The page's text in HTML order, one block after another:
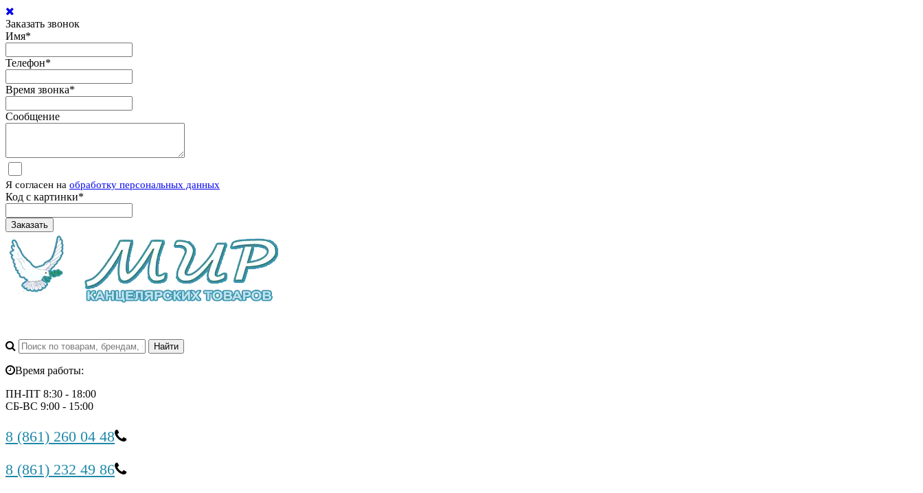
Заказать звонок
Имя*
Телефон*
Время звонка*
Сообщение
Я согласен на обработку персональных данных
Код с картинки*
Заказать
Время работы:
ПН-ПТ 8:30 - 18:00
СБ-ВС 9:00 - 15:00
8 (861) 260 04 48
8 (861) 232 49 86